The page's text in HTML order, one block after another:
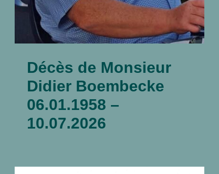
Décès de Monsieur
Didier Boembecke
06.01.1958 –
10.07.2026